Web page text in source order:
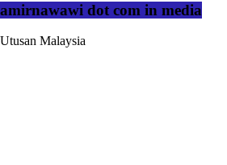
amirnawawi dot com in media
Utusan Malaysia